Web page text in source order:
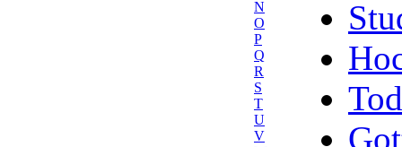
N
O
P
Q
R
S
T
U
V